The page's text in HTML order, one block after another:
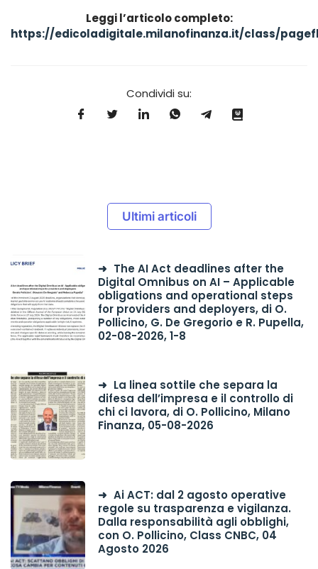
Leggi l’articolo completo:
https://edicoladigitale.milanofinanza.it/class/
Condividi su:
Ultimi articoli
The AI Act deadlines after the
Digital Omnibus on AI – Applicable
obligations and operational steps
for providers and deployers, di O.
Pollicino, G. De Gregorio e R. Pupella,
02-08-2026, 1-8
La linea sottile che separa la
difesa dell’impresa e il controllo di
chi ci lavora, di O. Pollicino, Milano
Finanza, 05-08-2026
Ai ACT: dal 2 agosto operative
regole su trasparenza e vigilanza.
Dalla responsabilità agli obblighi,
con O. Pollicino, Class CNBC, 04
Agosto 2026